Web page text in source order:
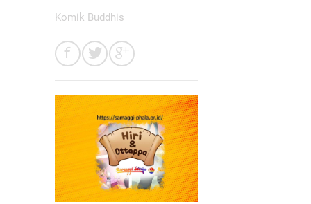
Komik Buddhis